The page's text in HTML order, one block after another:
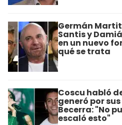
Germán
Santis y
en un nuevo
qué se trata
Coscu habló
generó por
Becerra: "No
escaló esto"